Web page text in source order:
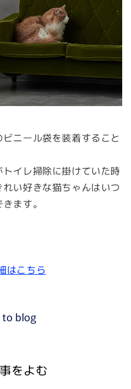
ニール袋を装着すること
イレ掃除に掛けていた時
い好きな猫ちゃんはいつ
ます。
はこちら
to blog
をよむ